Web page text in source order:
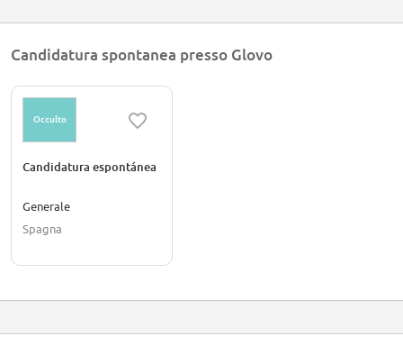
Candidatura spontanea presso Glovo
Occulto
Candidatura espontánea
Generale
Spagna